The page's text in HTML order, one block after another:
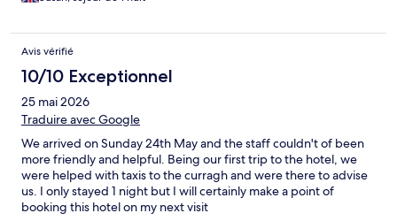
Avis vérifié
10/10 Exceptionnel
25 mai 2026
Traduire avec Google
We arrived on Sunday 24th May and the staff couldn't of been
more friendly and helpful. Being our first trip to the hotel, we
were helped with taxis to the curragh and were there to advise
us. I only stayed 1 night but I will certainly make a point of
booking this hotel on my next visit